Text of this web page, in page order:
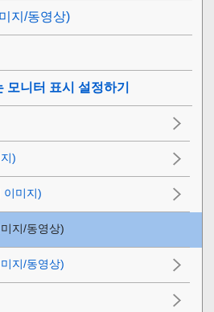
지/동영상)
모니터 표시 설정하기
)
이미지)
지/동영상)
지/동영상)